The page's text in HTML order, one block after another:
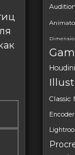
Audition
Houdini
Classic
Encoder